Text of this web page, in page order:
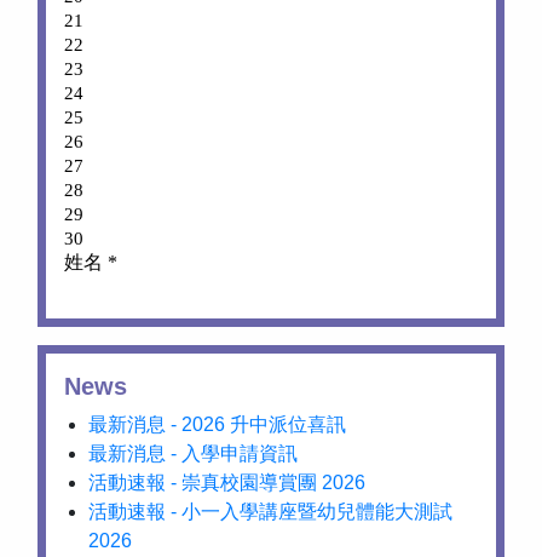
News
最新消息 - 2026 升中派位喜訊
最新消息 - 入學申請資訊
活動速報 - 崇真校園導賞團 2026
活動速報 - 小一入學講座暨幼兒體能大測試
2026